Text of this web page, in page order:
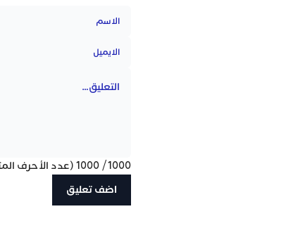
1000
/
1000 (عدد الأحرف